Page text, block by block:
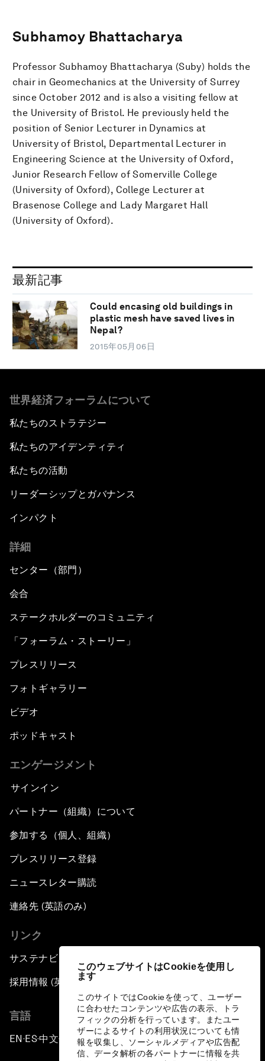
このウェブサイトはCookieを使用し
ます
このサイトではCookieを使って、ユーザー
に合わせたコンテンツや広告の表示、トラ
フィックの分析を行っています。またユー
ザーによるサイトの利用状況についても情
報を収集し、ソーシャルメディアや広告配
信、データ解析の各パートナーに情報を共
Subhamoy Bhattacharya
Professor Subhamoy Bhattacharya (Suby) holds the
chair in Geomechanics at the University of Surrey
since October 2012 and is also a visiting fellow at
the University of Bristol. He previously held the
position of Senior Lecturer in Dynamics at
University of Bristol, Departmental Lecturer in
Engineering Science at the University of Oxford,
Junior Research Fellow of Somerville College
(University of Oxford), College Lecturer at
Brasenose College and Lady Margaret Hall
(University of Oxford).
最新記事
Could encasing old buildings in
plastic mesh have saved lives in
Nepal?
2015年05月06日
世界経済フォーラムについて
私たちのストラテジー
私たちのアイデンティティ
私たちの活動
リーダーシップとガバナンス
インパクト
詳細
センター（部門）
会合
ステークホルダーのコミュニティ
「フォーラム・ストーリー」
プレスリリース
フォトギャラリー
ビデオ
ポッドキャスト
エンゲージメント
サインイン
パートナー（組織）について
参加する（個人、組織）
プレスリリース登録
ニュースレター購読
連絡先 (英語のみ)
リンク
サステナビリティへの取り組み
採用情報 (英語のみ)
言語
EN ▪ ES▪中文▪ 日本語